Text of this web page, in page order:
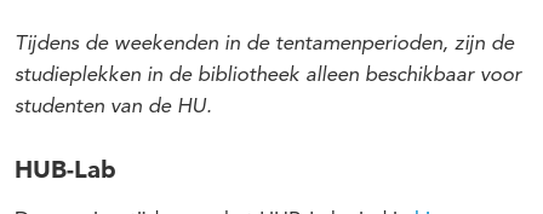
Tijdens de weekenden in de tentamenperioden, zijn de
studieplekken in de bibliotheek alleen beschikbaar voor
studenten van de HU.
HUB-Lab